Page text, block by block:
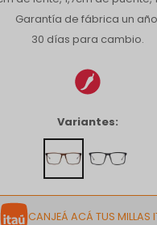
Garantía de fábrica un
30 días para cambio.
Variantes:
CANJEÁ ACÁ TUS MILLAS